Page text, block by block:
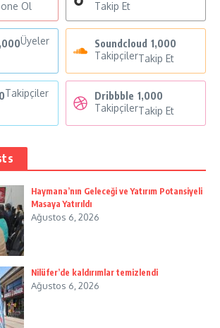
Ol
Takip Et
Üyeler
Soundcloud 1,000
TakipçilerTakip Et
Takipçiler
Dribbble 1,000
TakipçilerTakip Et
Haymana’nın Geleceği ve Yatırım Potansiyeli
Masaya Yatırıldı
Ağustos 6, 2026
Nilüfer’de kaldırımlar temizlendi
Ağustos 6, 2026